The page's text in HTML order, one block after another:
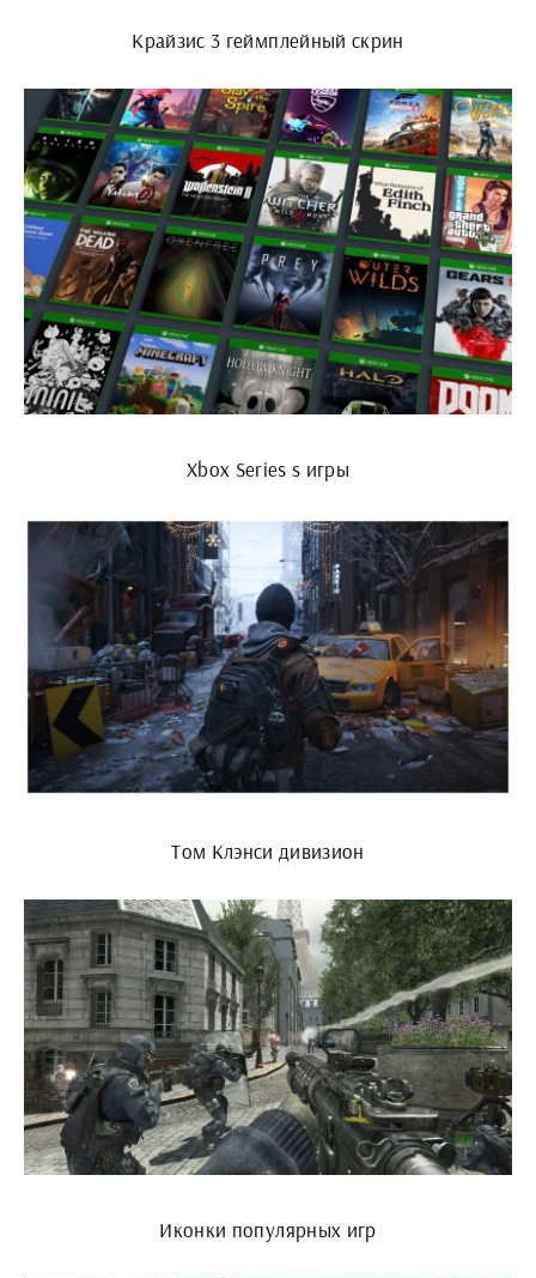
Крайзис 3 геймплейный скрин
Xbox Series s игры
Том Клэнси дивизион
Иконки популярных игр